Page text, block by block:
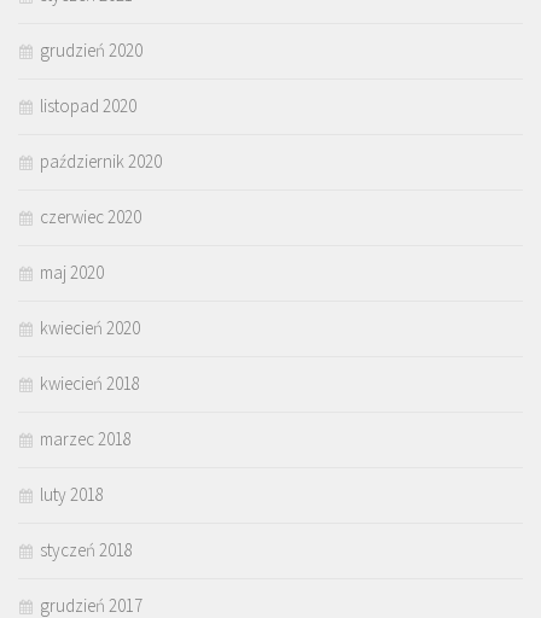
grudzień 2020
listopad 2020
październik 2020
czerwiec 2020
maj 2020
kwiecień 2020
kwiecień 2018
marzec 2018
luty 2018
styczeń 2018
grudzień 2017